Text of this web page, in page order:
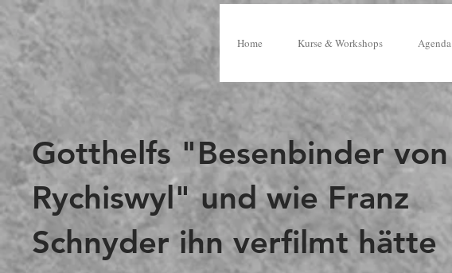
Home Kurse & Workshops Agenda
Gotthelfs "Besenbinder von
Rychiswyl" und wie Franz
Schnyder ihn verfilmt hätte